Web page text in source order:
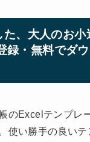
、大人のお小
録・無料でダ
のExcelテンプレ
使い勝手の良い